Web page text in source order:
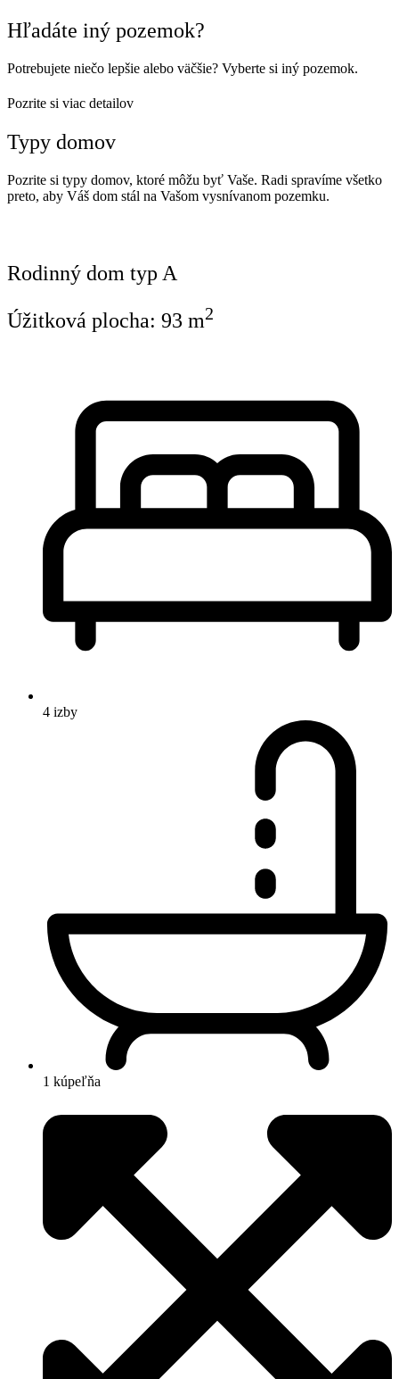
Hľadáte iný pozemok?
Potrebujete niečo lepšie alebo väčšie? Vyberte si iný pozemok.
Pozrite si viac detailov
Typy domov
Pozrite si typy domov, ktoré môžu byť Vaše. Radi spravíme všetko
preto, aby Váš dom stál na Vašom vysnívanom pozemku.
Rodinný dom typ A
Úžitková plocha: 93 m2
4 izby
1 kúpeľňa